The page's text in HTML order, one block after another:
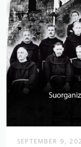
SEPTEMBER 9,